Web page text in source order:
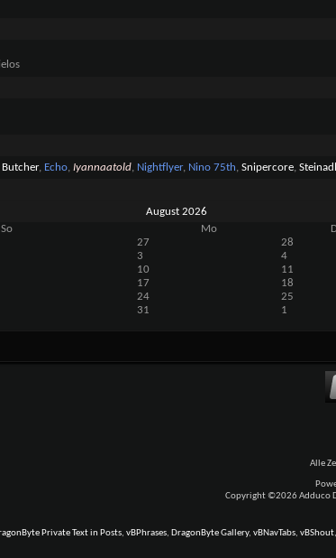
Butcher, Echo, Iyannaatold, Nightflyer, Nino 75th, Snipercore,
August 2026
So
Mo
27 28
3 4
10 11
17 18
24 25
31 1
Alle
Copyright ©2026 Adduco
Private Text in Posts, vBPhrases, DragonByte Gallery, vBNavTabs, vBShout,